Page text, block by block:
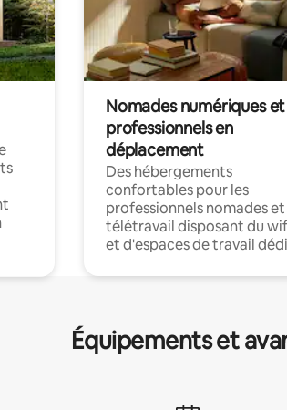
Nomades numériques et
professionnels en
déplacement
Des hébergements
confortables pour les
professionnels nomades
télétravail disposant du
et d'espaces de travail
Équipements et